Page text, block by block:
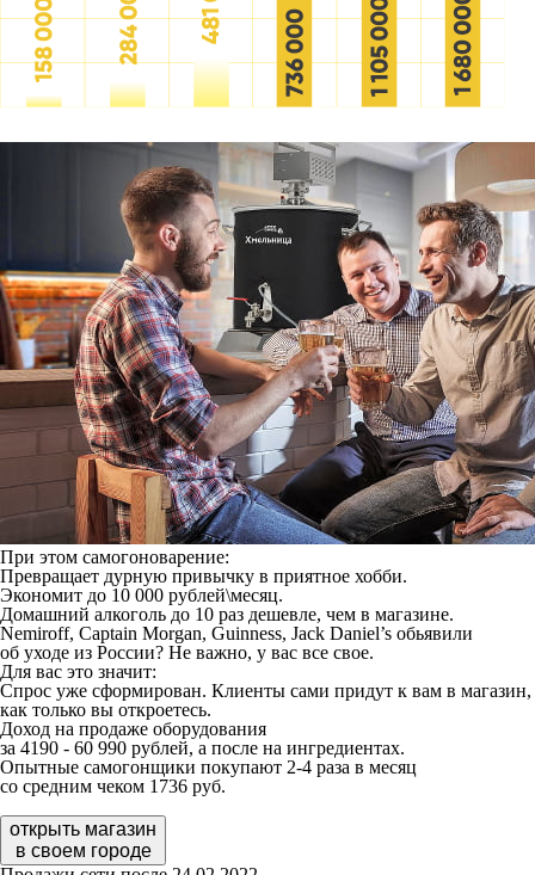
При этом самогоноварение:
Превращает дурную привычку в приятное хобби.
Экономит до 10 000 рублей\месяц.
Домашний алкоголь до 10 раз дешевле, чем в магазине.
Nemiroff, Captain Morgan, Guinness, Jack Daniel’s обьявили
об уходе из России? Не важно, у вас все свое.
Для вас это значит:
Спрос уже сформирован. Клиенты сами придут к вам в магазин,
как только вы откроетесь.
Доход на продаже оборудования
за 4190 - 60 990 рублей, а после на ингредиентах.
Опытные самогонщики покупают 2-4 раза в месяц
со средним чеком 1736 руб.
открыть магазин
в своем городе